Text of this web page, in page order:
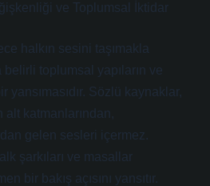
ve Toplumsal İktidar
halkın sesini taşımakla
belirli toplumsal yapıların ve
Sözlü kaynaklar,
katmanlarından,
gelen sesleri içermez.
şarkıları ve masallar
bir bakış açısını yansıtır.